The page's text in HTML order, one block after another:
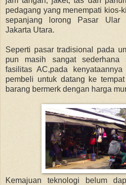
pedagang yang menempati kios-
sepanjang lorong Pasar Ular
Jakarta Utara.
Seperti pasar tradisional pada
pun masih sangat sederhana
fasilitas AC,pada
pembeli untuk datang ke
barang bermerk dengan harga
Kemajuan teknologi belum